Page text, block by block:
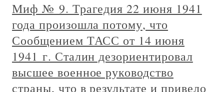
Миф № 9. Трагедия 22 июня 1941
года произошла потому, что
Сообщением ТАСС от 14 июня
1941 г. Сталин дезориентировал
высшее военное руководство
страны, что в результате и привело